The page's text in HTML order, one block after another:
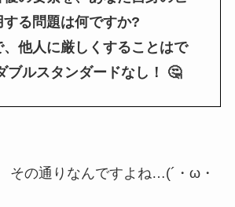
する問題は何ですか?
、他人に厳しくすることはで
ブルスタンダードなし！ 🤔
の通りなんですよね…(´・ω・